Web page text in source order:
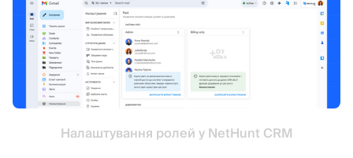
Налаштування ролей у NetHunt CRM